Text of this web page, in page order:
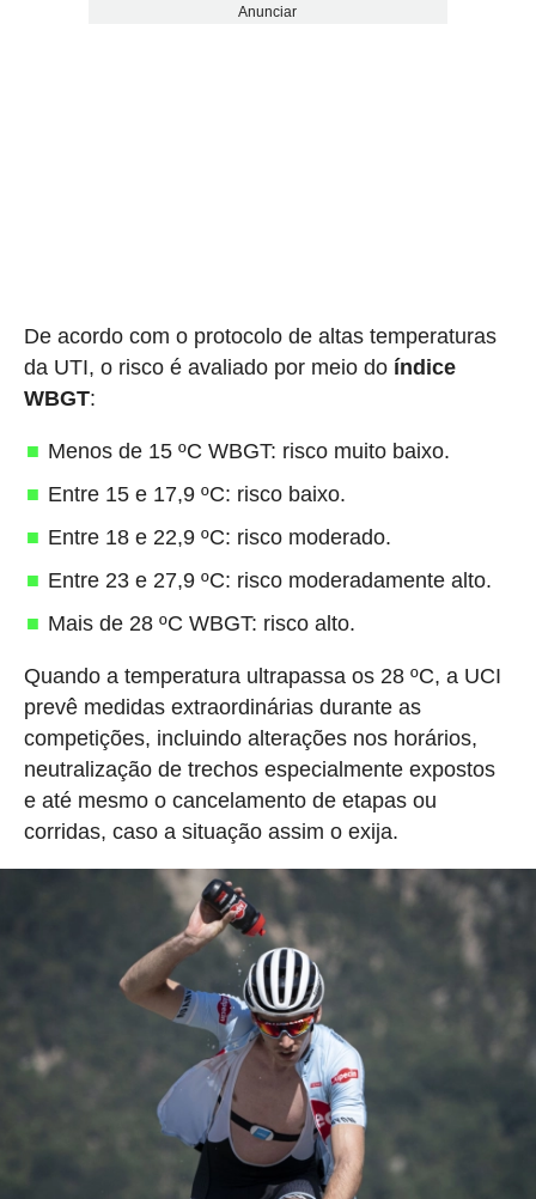
Anunciar
De acordo com o protocolo de altas temperaturas
da UTI, o risco é avaliado por meio do índice
WBGT:
Menos de 15 ºC WBGT: risco muito baixo.
Entre 15 e 17,9 ºC: risco baixo.
Entre 18 e 22,9 ºC: risco moderado.
Entre 23 e 27,9 ºC: risco moderadamente alto.
Mais de 28 ºC WBGT: risco alto.
Quando a temperatura ultrapassa os 28 ºC, a UCI
prevê medidas extraordinárias durante as
competições, incluindo alterações nos horários,
neutralização de trechos especialmente expostos
e até mesmo o cancelamento de etapas ou
corridas, caso a situação assim o exija.